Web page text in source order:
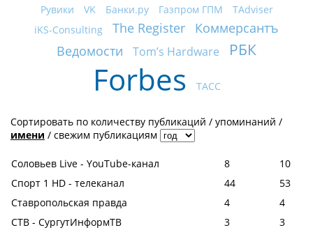
Рувики VK Банки.ру Газпром ГПМ
TAdviser
iKS-Consulting
The Register
Коммерсантъ
Ведомости
Tom’s Hardware РБК
Forbes ТАСС
Сортировать по количеству публикаций / упоминаний /
имени / свежим публикациям
Соловьев Live - YouTube-канал 8
10
Спорт 1 HD - телеканал
44
53
Ставропольская правда
4
4
СТВ - СургутИнформТВ
3
3